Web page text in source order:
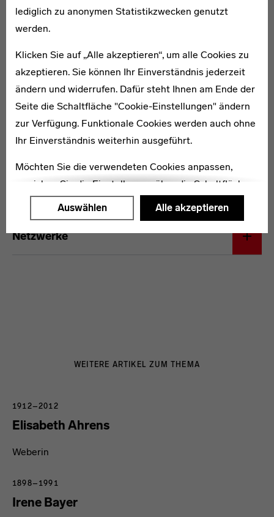
lediglich zu anonymen Statistikzwecken genutzt
werden.
Klicken Sie auf „Alle akzeptieren“, um alle Cookies zu
akzeptieren. Sie können Ihr Einverständnis jederzeit
ändern und widerrufen. Dafür steht Ihnen am Ende der
Seite die Schaltfläche "Cookie-Einstellungen" ändern
zur Verfügung. Funktionale Cookies werden auch ohne
Ihr Einverständnis weiterhin ausgeführt.
Möchten Sie die verwendeten Cookies anpassen,
erreichen Sie die Einstellungen über die Schaltfläche
"Auswählen".
Auswählen Alle akzeptieren
gelangten seine Bilder auch öfter in öffentliche
Sammlungen. Die bislang größte Retrospektive fand
Literatur:
· Wolfgang Hütt (1978): Carl Marx, Dresden.
Wolfgang Hütt, Halle.
· Potsdamer Kunstverein (2011): Carl Marx. Freche, gute Bilder. Werke aus
Carl Marx
Weiterführende Links
Netzwerke
WEITERE ARTIKEL ZUM THEMA
Elisabeth Ahrens
1912–2012
Weberin
Irene Bayer
1898–1991